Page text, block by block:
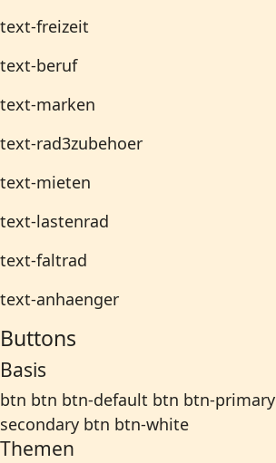
text-freizeit
text-beruf
text-marken
text-rad3zubehoer
text-mieten
text-lastenrad
text-faltrad
text-anhaenger
Buttons
Basis
btn btn btn-default btn btn-primary
secondary btn btn-white
Themen